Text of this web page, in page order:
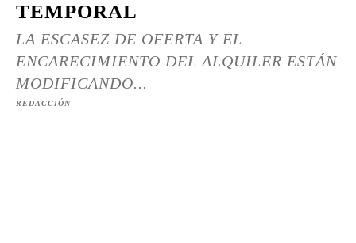
TEMPORAL
LA ESCASEZ DE OFERTA Y EL
ENCARECIMIENTO DEL ALQUILER ESTÁN
MODIFICANDO...
REDACCIÓN